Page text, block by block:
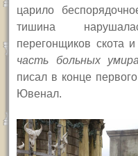
царило
тишина
перегонщиков скота
часть больных
писал в конце
Ювенал.